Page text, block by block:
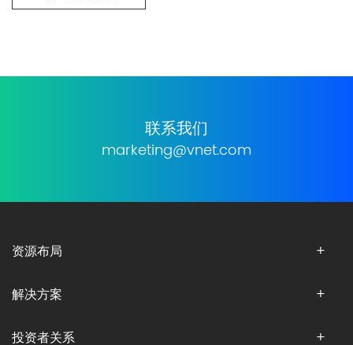
联系我们
marketing@vnet.com
资源布局
解决方案
投资者关系